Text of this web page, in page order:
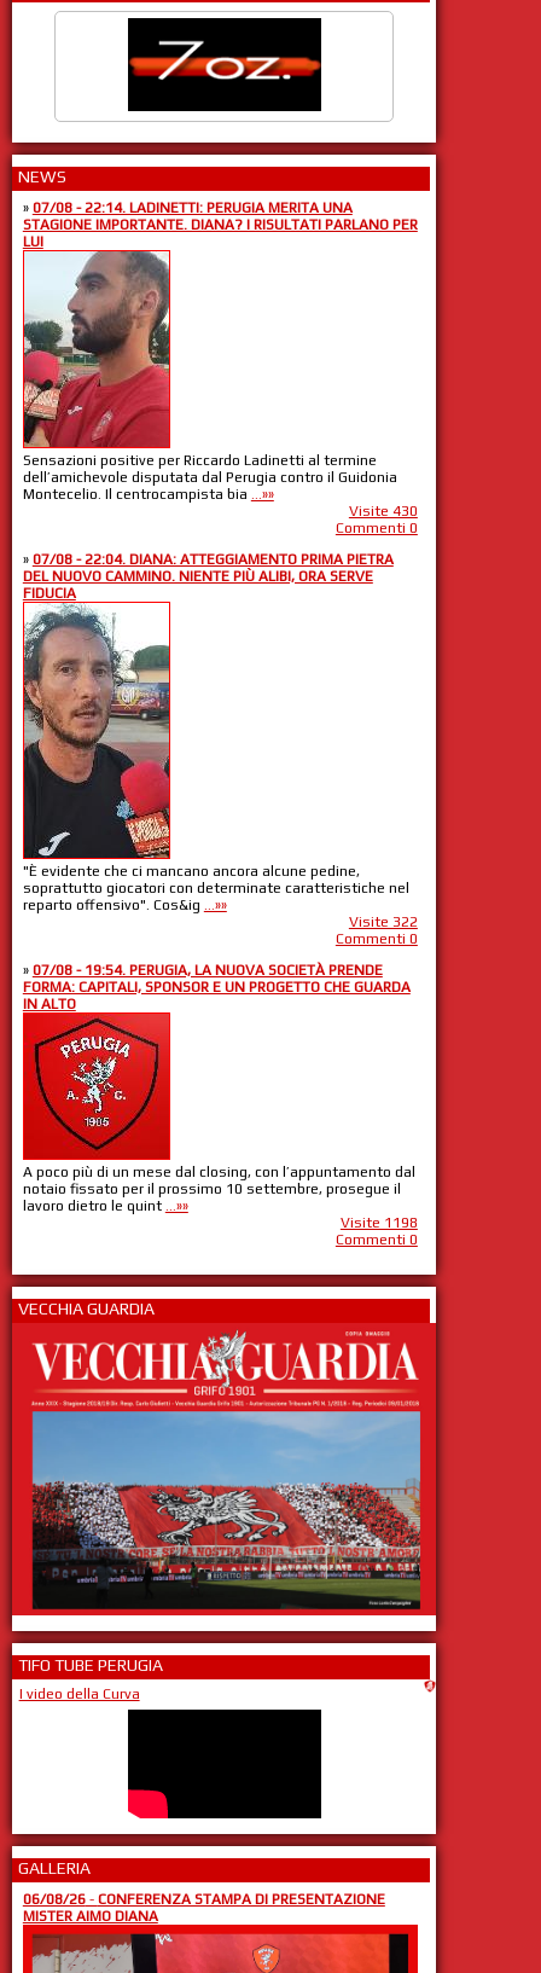
NEWS
» 07/08 - 22:14. LADINETTI: PERUGIA MERITA UNA
STAGIONE IMPORTANTE. DIANA? I RISULTATI PARLANO PER
LUI
Sensazioni positive per Riccardo Ladinetti al termine
dell’amichevole disputata dal Perugia contro il Guidonia
Montecelio. Il centrocampista bia ...»»
Visite 430
Commenti 0
» 07/08 - 22:04. DIANA: ATTEGGIAMENTO PRIMA PIETRA
DEL NUOVO CAMMINO. NIENTE PIÙ ALIBI, ORA SERVE
FIDUCIA
"È evidente che ci mancano ancora alcune pedine,
soprattutto giocatori con determinate caratteristiche nel
reparto offensivo". Cos&ig ...»»
Visite 322
Commenti 0
» 07/08 - 19:54. PERUGIA, LA NUOVA SOCIETÀ PRENDE
FORMA: CAPITALI, SPONSOR E UN PROGETTO CHE GUARDA
IN ALTO
A poco più di un mese dal closing, con l’appuntamento dal
notaio fissato per il prossimo 10 settembre, prosegue il
lavoro dietro le quint ...»»
Visite 1198
Commenti 0
VECCHIA GUARDIA
TIFO TUBE PERUGIA
I video della Curva
GALLERIA
06/08/26- CONFERENZA STAMPA DI PRESENTAZIONE
MISTER AIMO DIANA